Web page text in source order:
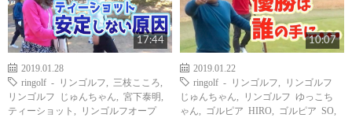
17:44
2019.01.28
ringolf - リンゴルフ
三枝こころ
リンゴルフ じゅんちゃん
宮下泰明
ティーショット
リンゴルフオープ
10:07
2019.01.22
ringolf - リンゴルフ
リンゴルフ
じゅんちゃん
リンゴルフ ゆっこち
ゃん
ゴルピア HIRO ゴルピア SO